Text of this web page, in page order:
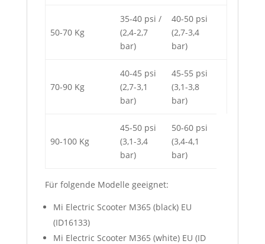
50-70 Kg
35-40 psi /
(2,4-2,7
bar)
40-50 psi
(2,7-3,4
bar)
70-90 Kg
40-45 psi
(2,7-3,1
bar)
45-55 psi
(3,1-3,8
bar)
90-100 Kg
45-50 psi
(3,1-3,4
bar)
50-60 psi
(3,4-4,1
bar)
Für folgende Modelle geeignet:
Mi Electric Scooter M365 (black) EU
(ID16133)
Mi Electric Scooter M365 (white) EU (ID